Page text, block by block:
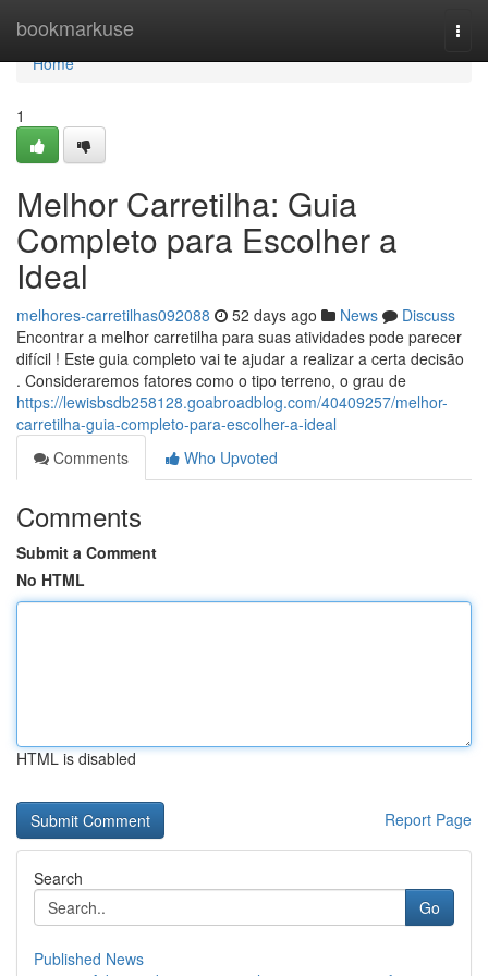
bookmarkuse
Home
Home
1
Melhor Carretilha: Guia
Completo para Escolher a
Ideal
melhores-carretilhas092088 52 days ago News
Discuss
Encontrar a melhor carretilha para suas atividades pode parecer
difícil ! Este guia completo vai te ajudar a realizar a certa decisão
. Consideraremos fatores como o tipo terreno, o grau de
https://lewisbsdb258128.goabroadblog.com/40409257/melhor-
carretilha-guia-completo-para-escolher-a-ideal
Comments
Who Upvoted
Comments
Submit a Comment
No HTML
HTML is disabled
Report Page
Search
Go
Published News